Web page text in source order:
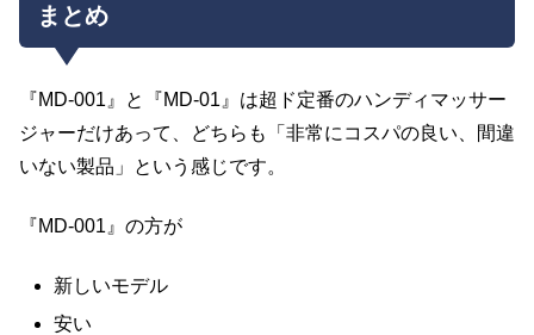
まとめ
『MD-001』と『MD-01』は超ド定番のハンディマッサー
ジャーだけあって、どちらも「非常にコスパの良い、間違
いない製品」という感じです。
『MD-001』の方が
新しいモデル
安い